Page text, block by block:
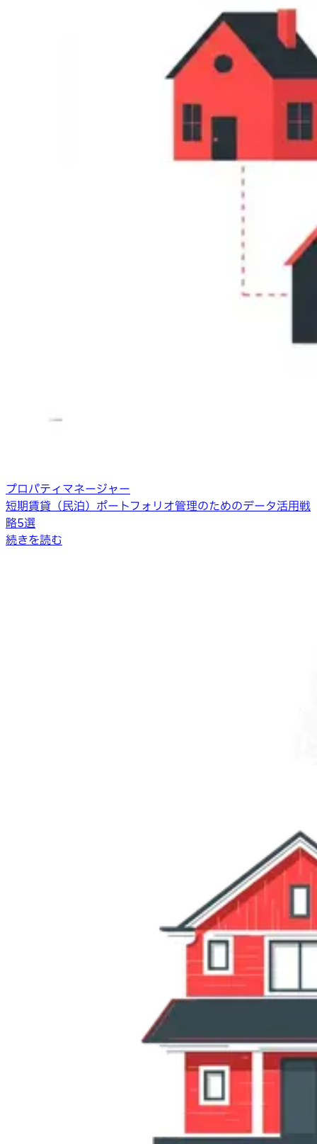
プロパティマネージャー
短期賃貸（民泊）ポートフォリオ管理のためのデータ活用戦
略5選
続きを読む